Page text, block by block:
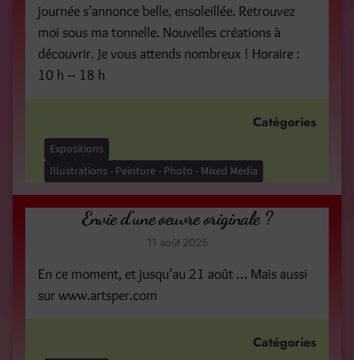
journée s’annonce belle, ensoleillée. Retrouvez
moi sous ma tonnelle. Nouvelles créations à
découvrir. Je vous attends nombreux ! Horaire :
10 h – 18 h
Catégories
Expositions
Illustrations - Peinture - Photo - Mixed Media
Envie d’une oeuvre originale ?
11 août 2025
En ce moment, et jusqu’au 21 août … Mais aussi
sur www.artsper.com
Catégories